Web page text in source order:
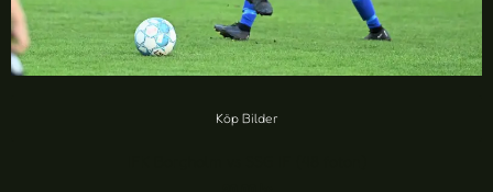
Köp Bilder